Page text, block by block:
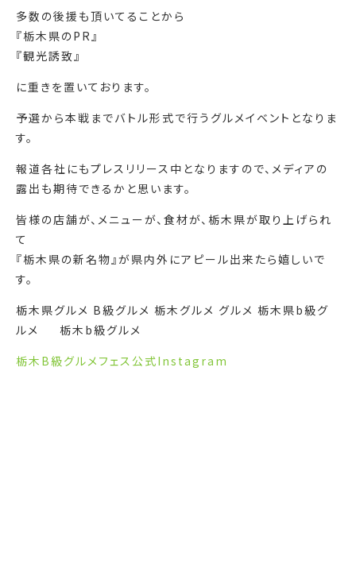
多数の後援も頂いてることから
『栃木県のPR』
『観光誘致』
に重きを置いております。
予選から本戦までバトル形式で行うグルメイベントとなりま
す。
報道各社にもプレスリリース中となりますので、メディアの
露出も期待できるかと思います。
皆様の店舗が、メニューが、食材が、栃木県が取り上げられ
て
『栃木県の新名物』が県内外にアピール出来たら嬉しいで
す。
栃木県グルメ B級グルメ 栃木グルメ グルメ 栃木県b級グ
ルメ 栃木b級グルメ
栃木B級グルメフェス公式Instagram